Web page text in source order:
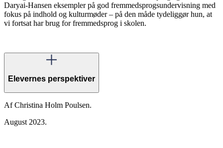
Daryai-Hansen eksempler på god fremmedsprogsundervisning med
fokus på indhold og kulturmøder – på den måde tydeliggør hun, at
vi fortsat har brug for fremmedsprog i skolen.
Elevernes perspektiver
Af Christina Holm Poulsen.
August 2023.